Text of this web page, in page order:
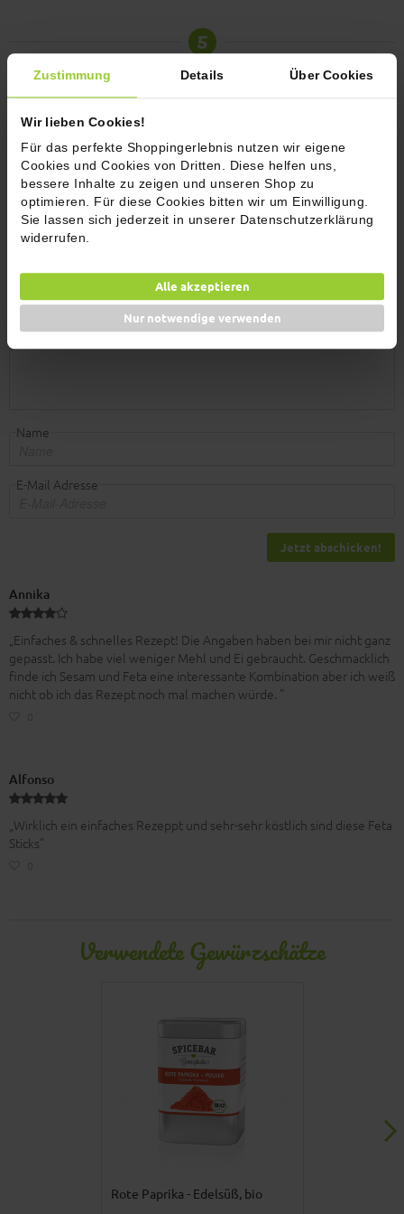
Zustimmung Details Über Cookies
Wir lieben Cookies!
Für das perfekte Shoppingerlebnis nutzen wir eigene
Cookies und Cookies von Dritten. Diese helfen uns,
bessere Inhalte zu zeigen und unseren Shop zu
optimieren. Für diese Cookies bitten wir um Einwilligung.
Sie lassen sich jederzeit in unserer Datenschutzerklärung
widerrufen.
Alle akzeptieren
Nur notwendige verwenden
5
Die fertig gebratenen Fetasticks auf dem Salat legen und mit Honig
Guten Appetit!
Kommentare (2)
Name
E-Mail Adresse
Jetzt abschicken!
Annika
„Einfaches & schnelles Rezept! Die Angaben haben bei mir nicht ganz
gepasst. Ich habe viel weniger Mehl und Ei gebraucht. Geschmacklich
finde ich Sesam und Feta eine interessante Kombination aber ich weiß
nicht ob ich das Rezept noch mal machen würde. ”
Alfonso
„Wirklich ein einfaches Rezeppt und sehr-sehr köstlich sind diese Feta
Sticks”
Verwendete Gewürzschätze
Rote Paprika - Edelsüß, bio